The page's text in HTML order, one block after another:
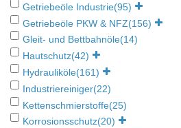
Getriebeöle Industrie(95)
Getriebeöle PKW & NFZ(156)
Gleit- und Bettbahnöle(14)
Hautschutz(42)
Hydrauliköle(161)
Industriereiniger(22)
Kettenschmierstoffe(25)
Korrosionsschutz(20)